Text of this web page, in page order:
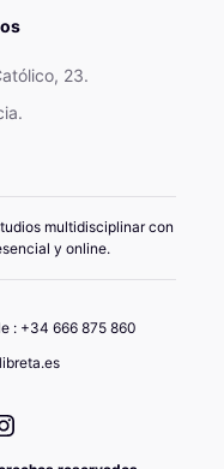
23.
multidisciplinar con
y online.
: +34 666 875 860